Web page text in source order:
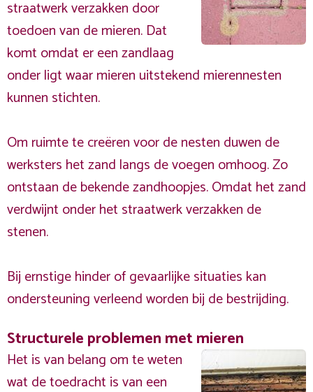
straatwerk verzakken door
toedoen van de mieren. Dat
komt omdat er een zandlaag
onder ligt waar mieren uitstekend mierennesten
kunnen stichten.
Om ruimte te creëren voor de nesten duwen de
werksters het zand langs de voegen omhoog. Zo
ontstaan de bekende zandhoopjes. Omdat het zand
verdwijnt onder het straatwerk verzakken de
stenen.
Bij ernstige hinder of gevaarlijke situaties kan
ondersteuning verleend worden bij de bestrijding.
Structurele problemen met mieren
Het is van belang om te weten
wat de toedracht is van een